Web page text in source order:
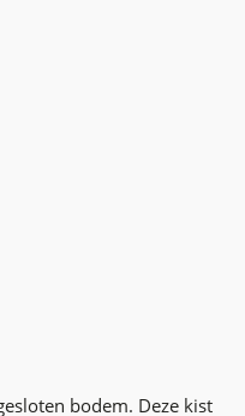
bodem. Deze kist